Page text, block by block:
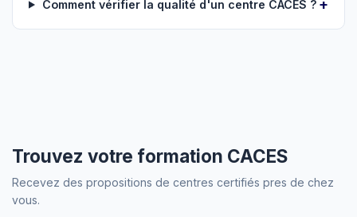
Comment vérifier la qualité d'un centre CACES ?
Trouvez votre formation CACES
Recevez des propositions de centres certifiés pres de chez
vous.